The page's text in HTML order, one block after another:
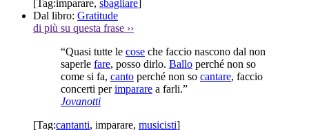
[Tag:imparare, sbagliare]
Dal libro: Gratitude
di più su questa frase ››
“Quasi tutte le cose che faccio nascono dal non
saperle fare, posso dirlo. Ballo perché non so
come si fa, canto perché non so cantare, faccio
concerti perimparare a farli.”
Jovanotti
[Tag:cantanti, imparare, musicisti]